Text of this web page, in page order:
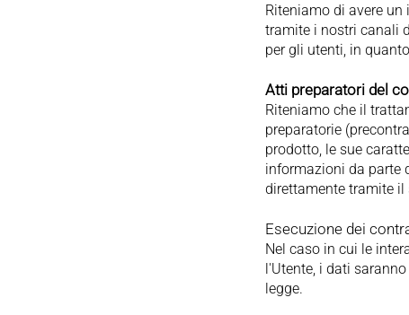
Riteniamo di avere
tramite i nostri canali
per gli utenti, in
Atti preparatori del
Riteniamo che il
preparatorie
prodotto, le sue
informazioni da parte
direttamente tramite
Esecuzione dei
Nel caso in cui le
l'Utente, i dati
legge.